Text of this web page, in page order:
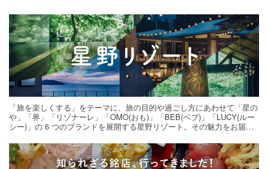
「旅を楽しくする」をテーマに、旅の目的や過ごし方にあわせて「星の
や」「界」「リゾナーレ」「OMO(おも)」「BEB(ベブ)」「LUCY(ルー
シー)」の 6 つのブランドを展開する星野リゾート。その魅力をお届け